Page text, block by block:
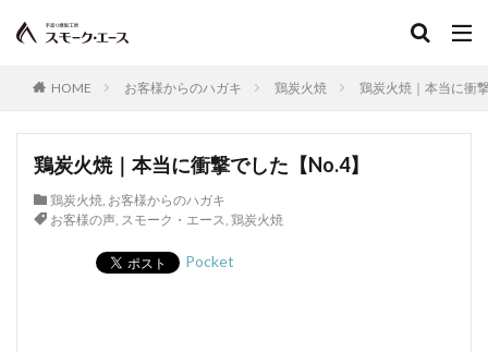
グリーンリング
しゃも
シューソーセージ
充填
ショートカットハム
ショートプレート
ボジョレーセット
鶏ガーリックフランク
HOME お客様からのハガキ 鶏炭火焼 鶏炭火焼｜本当に衝
鶏炭火焼｜本当に衝撃でした【No.4】
鶏炭火焼, お客様からのハガキ
お客様の声, スモーク・エース, 鶏炭火焼
Pocket